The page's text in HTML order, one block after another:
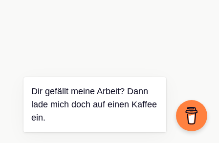
Dir gefällt meine Arbeit? Dann
lade mich doch auf einen Kaffee
ein.